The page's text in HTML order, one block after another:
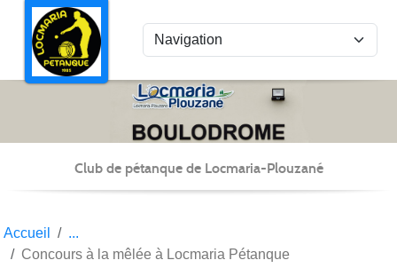
Club de pétanque de Locmaria-Plouzané
Accueil
Concours à la mêlée à Locmaria Pétanque
Panneau de gestion des cookies